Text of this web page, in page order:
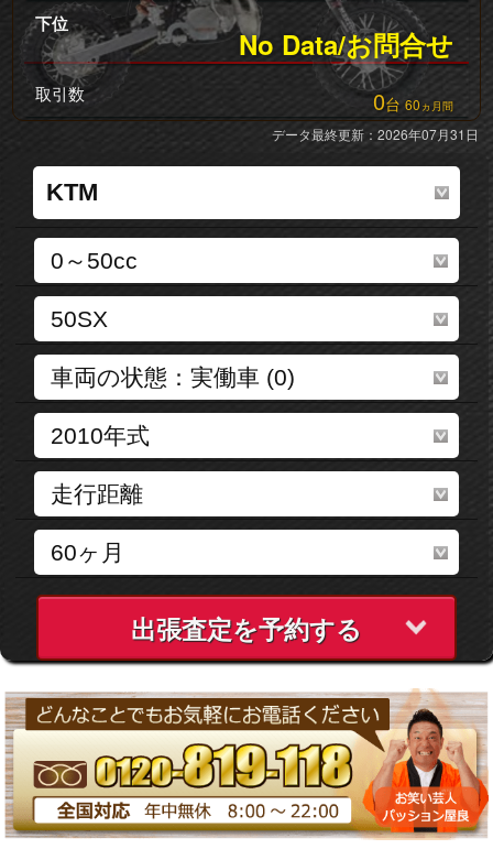
下位
No Data/お問合せ
取引数 0台 60 ヵ月間
データ最終更新：2026年07月31日
出張査定を予約する